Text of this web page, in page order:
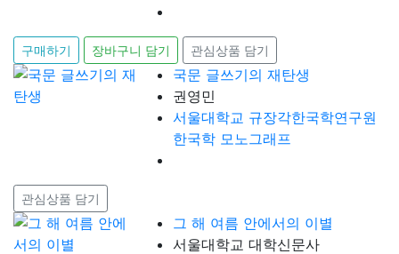
구매하기 장바구니 담기 관심상품 담기
국문 글쓰기의 재탄생
권영민
서울대학교 규장각한국학연구원
한국학 모노그래프
관심상품 담기
그 해 여름 안에서의 이별
서울대학교 대학신문사